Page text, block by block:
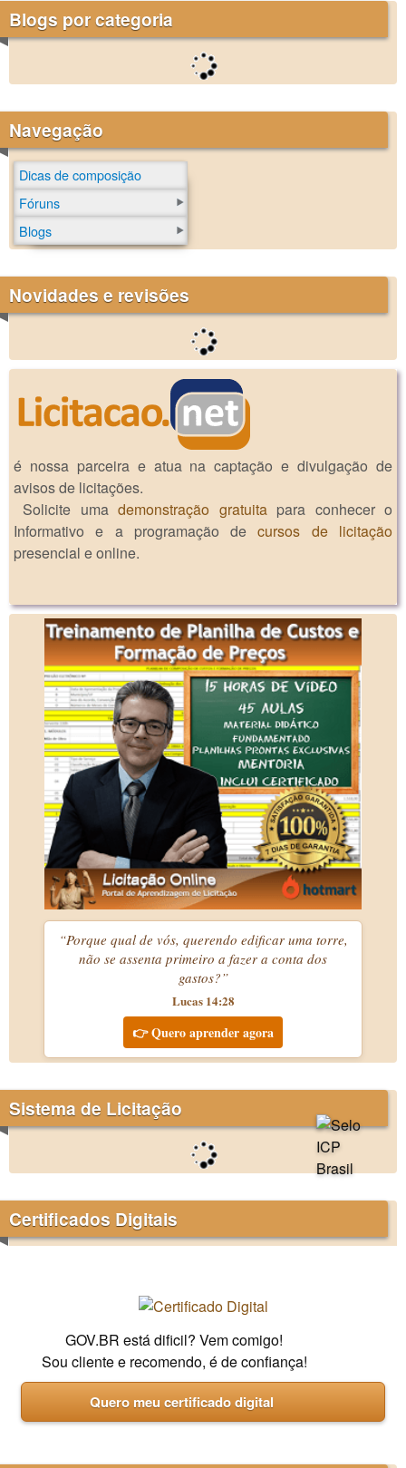
Blogs por categoria
Navegação
Dicas de composição
Fóruns
Blogs
Novidades e revisões
é nossa parceira e atua na captação e divulgação de
avisos de licitações.
Solicite umademonstração gratuitapara conhecer o
Informativo e a programação decursos de licitação
presencial e online.
“Porque qual de vós, querendo edificar uma torre,
não se assenta primeiro a fazer a conta dos
gastos?”
Lucas 14:28
👉 Quero aprender agora
Sistema de Licitação
Certificados Digitais
GOV.BR está dificil? Vem comigo!
Sou cliente e recomendo, é de confiança!
Quero meu certificado digital